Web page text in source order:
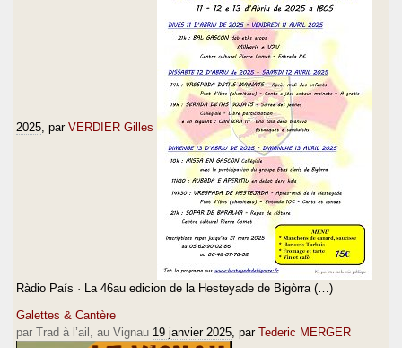
2025 , par VERDIER Gilles
Ràdio País · La 46au edicion de la Hesteyade de Bigòrra (…)
Galettes & Cantère
par Trad à l’ail, au Vignau 19 janvier 2025, par Tederic MERGER